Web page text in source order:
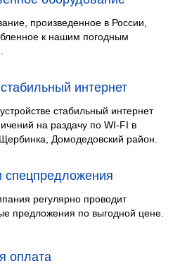
произведенное в России,
к нашим погодным
интернет
стабильный интернет
на раздачу по WI-FI в
Домодедовский район.
спецпредложения
регулярно проводит
предложения по выгодной цене.
оплата